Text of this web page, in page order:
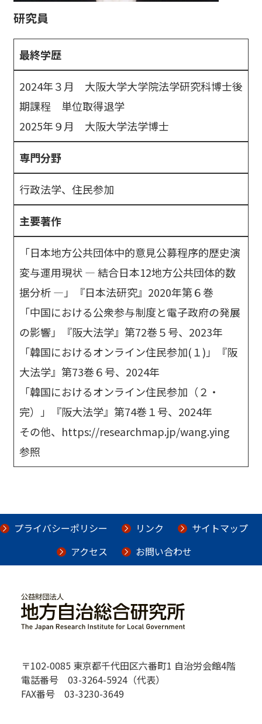
研究員
最終学歴
2024年３月 大阪大学大学院法学研究科博士後
期課程 単位取得退学
2025年９月 大阪大学法学博士
専門分野
行政法学、住民参加
主要著作
「日本地方公共団体中的意見公募程序的歴史演
変与運用現状 ― 結合日本12地方公共団体的数
据分析 ―」『日本法研究』2020年第６巻
「中国における公衆参与制度と電子政府の発展
の影響」『阪大法学』第72巻５号、2023年
「韓国におけるオンライン住民参加(１)」『阪
大法学』第73巻６号、2024年
「韓国におけるオンライン住民参加（２・
完）」『阪大法学』第74巻１号、2024年
その他、https://researchmap.jp/wang.ying
参照
プライバシーポリシー リンク
サイトマップ
アクセス
お問い合わせ
〒102-0085 東京都千代田区六番町1 自治労会館4階
電話番号 03-3264-5924（代表）
FAX番号 03-3230-3649